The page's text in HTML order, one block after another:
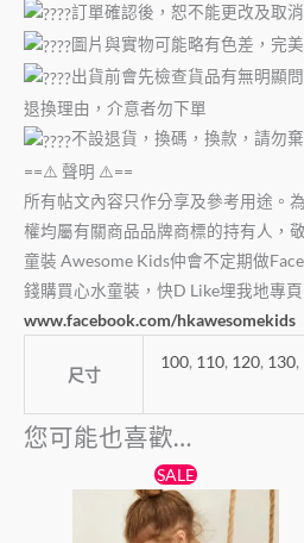
訂單確認後，恕不能更改及取消
圖片與實物可能略有色差，完
出貨前會先檢查貨品有無明顯
退換理由，介意者勿下單
不設退貨，換碼，換款，請勿
==⚠️ 聲明 ⚠️==
所有帖文內容只作分享及參考用途。
權均屬有關商品品牌商標的持有人，
童裝 Awesome Kids仲會不定期做
錢購買心水童裝，快D Like埋我地專頁
www.facebook.com/hkawesomekids
尺寸
100, 110, 120, 130,
您可能也喜歡…
SALE
始
價
格：
目
前
價
格：
產
品